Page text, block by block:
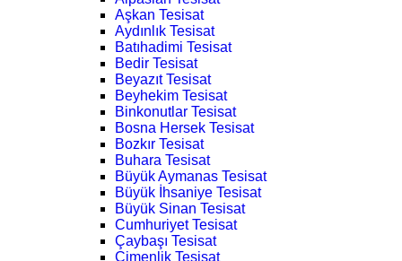
Aşkan Tesisat
Aydınlık Tesisat
Batıhadimi Tesisat
Bedir Tesisat
Beyazıt Tesisat
Beyhekim Tesisat
Binkonutlar Tesisat
Bosna Hersek Tesisat
Bozkır Tesisat
Buhara Tesisat
Büyük Aymanas Tesisat
Büyük İhsaniye Tesisat
Büyük Sinan Tesisat
Cumhuriyet Tesisat
Çaybaşı Tesisat
Çimenlik Tesisat